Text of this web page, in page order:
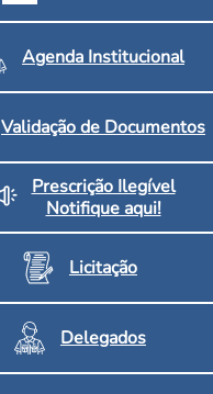
Agenda Institucional
Validação de Documentos
Prescrição Ilegível
Notifique aqui!
Licitação
Delegados